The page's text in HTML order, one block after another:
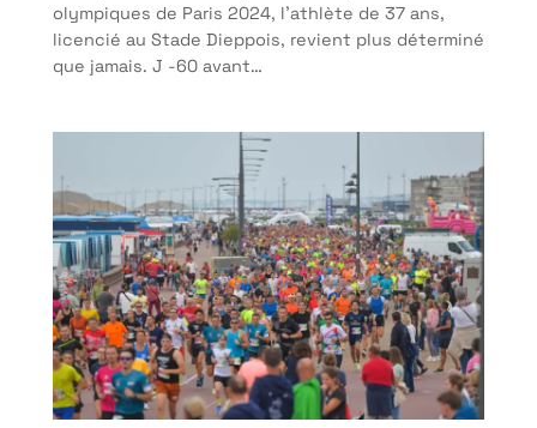
olympiques de Paris 2024, l’athlète de 37 ans,
licencié au Stade Dieppois, revient plus déterminé
que jamais. J -60 avant…